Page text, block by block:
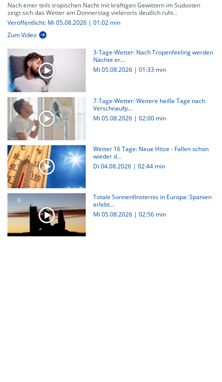
Nach einer teils tropischen Nacht mit kräftigen Gewittern im Südosten
zeigt sich das Wetter am Donnerstag vielerorts deutlich ruhi...
Veröffentlicht: Mi 05.08.2026 | 01:02 min
Zum Video
3-Tage-Wetter: Nach Tropenfeeling werden
Nächte er...
Mi 05.08.2026 | 01:33 min
7-Tage-Wetter: Weitere heiße Tage nach
Verschnaufp...
Mi 05.08.2026 | 02:00 min
Wetter 16 Tage: Neue Hitze - Fallen schon
wieder d...
Di 04.08.2026 | 02:44 min
Totale Sonnenfinsternis in Europa: Spanien
erlebt...
Mi 05.08.2026 | 02:56 min